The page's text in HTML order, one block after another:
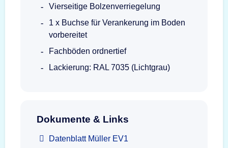
Vierseitige Bolzenverriegelung
1 x Buchse für Verankerung im Boden
vorbereitet
Fachböden ordnertief
Lackierung: RAL 7035 (Lichtgrau)
Dokumente & Links
Datenblatt Müller EV1